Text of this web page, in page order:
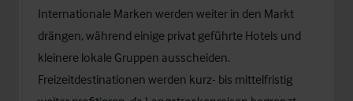
Internationale Marken werden weiter in den Markt
drängen, während einige privat geführte Hotels und
kleinere lokale Gruppen ausscheiden.
Freizeitdestinationen werden kurz- bis mittelfristig